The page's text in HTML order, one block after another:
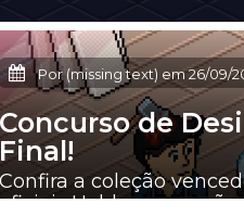
Por (missing text) em26/09/
Concurso de
Final!
Confira a coleção
oficiais Habbo que